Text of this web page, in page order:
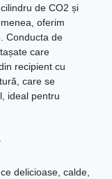
de CO2 și
oferim
Conducta de
care
recipient cu
care se
ideal pentru
delicioase, calde,